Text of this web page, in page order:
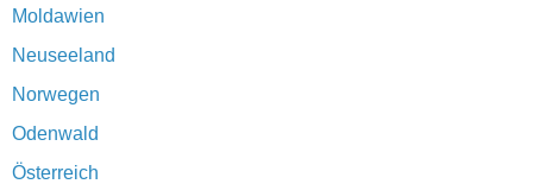
Moldawien
Neuseeland
Norwegen
Odenwald
Österreich